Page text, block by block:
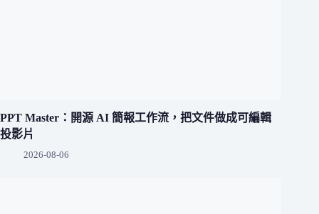
PPT Master：開源 AI 簡報工作流，把文件做成可編輯
投影片
2026-08-06